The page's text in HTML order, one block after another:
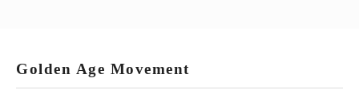
Golden Age Movement